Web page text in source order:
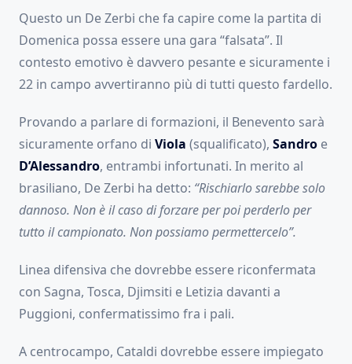
Questo un De Zerbi che fa capire come la partita di
Domenica possa essere una gara “falsata”. Il
contesto emotivo è davvero pesante e sicuramente i
22 in campo avvertiranno più di tutti questo fardello.
Provando a parlare di formazioni, il Benevento sarà
sicuramente orfano di Viola (squalificato), Sandro e
D’Alessandro, entrambi infortunati. In merito al
brasiliano, De Zerbi ha detto: “Rischiarlo sarebbe solo
dannoso. Non è il caso di forzare per poi perderlo per
tutto il campionato. Non possiamo permettercelo”.
Linea difensiva che dovrebbe essere riconfermata
con Sagna, Tosca, Djimsiti e Letizia davanti a
Puggioni, confermatissimo fra i pali.
A centrocampo, Cataldi dovrebbe essere impiegato